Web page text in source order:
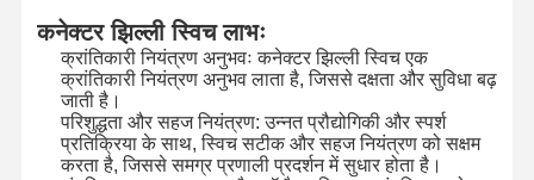
उद्धरण मांगें
कस्टम झिल्ली स्विच
कनेक्टर झिल्ली स्विच लाभः
क्रांतिकारी नियंत्रण अनुभवः कनेक्टर झिल्ली स्विच एक
क्रांतिकारी नियंत्रण अनुभव लाता है, जिससे दक्षता और सुविधा बढ़
जाती है।
परिशुद्धता और सहज नियंत्रण: उन्नत प्रौद्योगिकी और स्पर्श
प्रतिक्रिया के साथ, स्विच सटीक और सहज नियंत्रण को सक्षम
करता है, जिससे समग्र प्रणाली प्रदर्शन में सुधार होता है।